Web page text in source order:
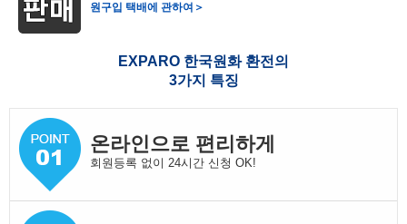
원구입 택배에 관하여＞
EXPARO 한국원화 환전의
3가지 특징
온라인으로 편리하게
회원등록 없이 24시간 신청 OK!